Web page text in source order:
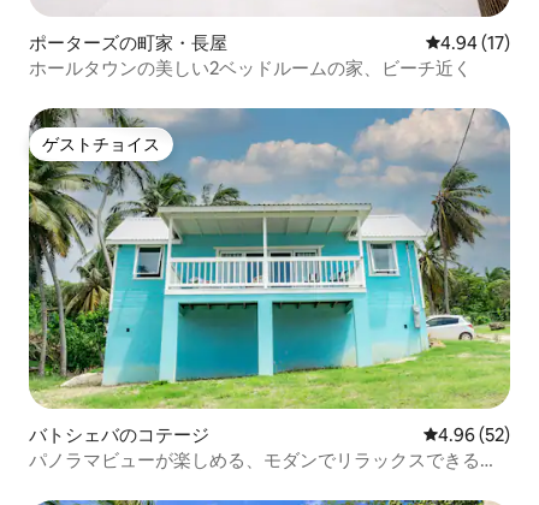
ポーターズの町家・長屋 レビュー17
4.94 (17)
ホールタウンの美しい2ベッドルームの家、ビーチ近く
ゲストチョイス
ゲストチョイス
バトシェバのコテージ レビュー52
4.96 (52)
パノラマビューが楽しめる、モダンでリラックスできるビ